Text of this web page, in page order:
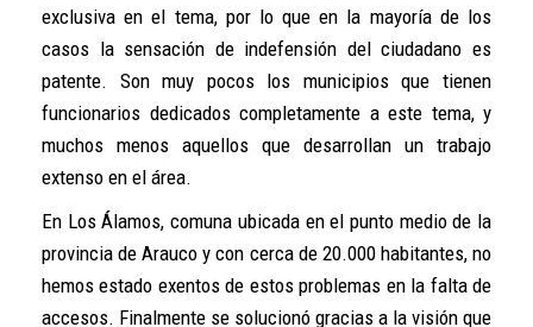
exclusiva en el tema, por lo que en la mayoría de los
casos la sensación de indefensión del ciudadano es
patente. Son muy pocos los municipios que tienen
funcionarios dedicados completamente a este tema, y
muchos menos aquellos que desarrollan un trabajo
extenso en el área.
En Los Álamos, comuna ubicada en el punto medio de la
provincia de Arauco y con cerca de 20.000 habitantes, no
hemos estado exentos de estos problemas en la falta de
accesos. Finalmente se solucionó gracias a la visión que